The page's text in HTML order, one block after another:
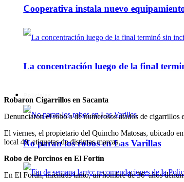
Cooperativa instala nuevo
La concentración luego de la final
Policiales
No paran los robos en Las Varillas
Robaron Cigarrillos en Sacanta
Denunciaron el robo a de numerosos atados de cigarrillos
El viernes, el propietario del Quincho Matosas, ubicado
local 40 etiquetas de distintas marcas.
Robo de Porcinos en El Fortín
En El Fortín, mientras tanto, un hombre de 36 años